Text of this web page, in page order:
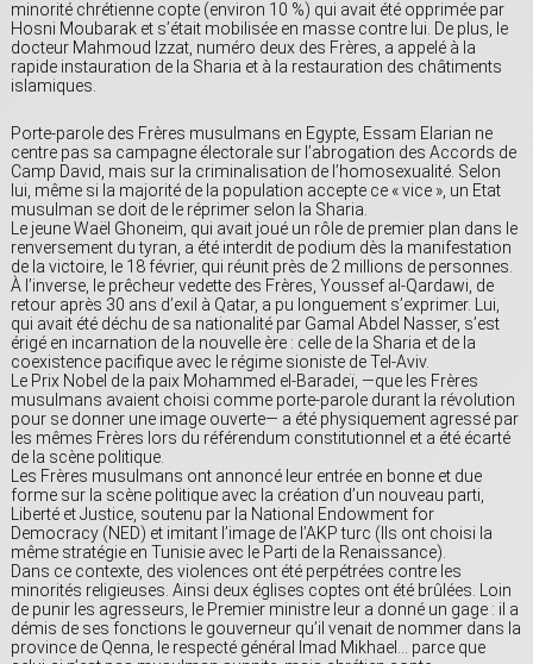
minorité chrétienne copte (environ 10 %) qui avait été opprimée par
Hosni Moubarak et s’était mobilisée en masse contre lui. De plus, le
docteur Mahmoud Izzat, numéro deux des Frères, a appelé à la
rapide instauration de la Sharia et à la restauration des châtiments
islamiques.
Porte-parole des Frères musulmans en Egypte, Essam Elarian ne
centre pas sa campagne électorale sur l’abrogation des Accords de
Camp David, mais sur la criminalisation de l’homosexualité. Selon
lui, même si la majorité de la population accepte ce « vice », un Etat
musulman se doit de le réprimer selon la Sharia.
Le jeune Waël Ghoneim, qui avait joué un rôle de premier plan dans le
renversement du tyran, a été interdit de podium dès la manifestation
de la victoire, le 18 février, qui réunit près de 2 millions de personnes.
À l’inverse, le prêcheur vedette des Frères, Youssef al-Qardawi, de
retour après 30 ans d’exil à Qatar, a pu longuement s’exprimer. Lui,
qui avait été déchu de sa nationalité par Gamal Abdel Nasser, s’est
érigé en incarnation de la nouvelle ère : celle de la Sharia et de la
coexistence pacifique avec le régime sioniste de Tel-Aviv.
Le Prix Nobel de la paix Mohammed el-Baradeï, —que les Frères
musulmans avaient choisi comme porte-parole durant la révolution
pour se donner une image ouverte— a été physiquement agressé par
les mêmes Frères lors du référendum constitutionnel et a été écarté
de la scène politique.
Les Frères musulmans ont annoncé leur entrée en bonne et due
forme sur la scène politique avec la création d’un nouveau parti,
Liberté et Justice, soutenu par la National Endowment for
Democracy (NED) et imitant l’image de l’AKP turc (Ils ont choisi la
même stratégie en Tunisie avec le Parti de la Renaissance).
Dans ce contexte, des violences ont été perpétrées contre les
minorités religieuses. Ainsi deux églises coptes ont été brûlées. Loin
de punir les agresseurs, le Premier ministre leur a donné un gage : il a
démis de ses fonctions le gouverneur qu’il venait de nommer dans la
province de Qenna, le respecté général Imad Mikhael… parce que